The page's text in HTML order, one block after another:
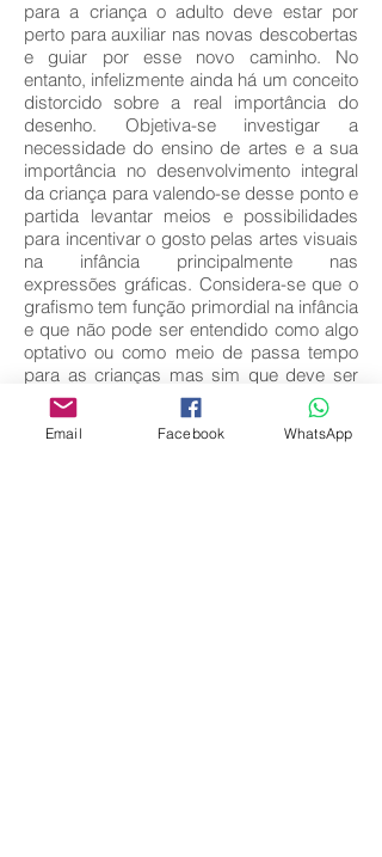
para a criança o adulto deve estar por
perto para auxiliar nas novas descobertas
e guiar por esse novo caminho. No
entanto, infelizmente ainda há um conceito
distorcido sobre a real importância do
desenho. Objetiva-se investigar a
necessidade do ensino de artes e a sua
importância no desenvolvimento integral
da criança para valendo-se desse ponto e
partida levantar meios e possibilidades
para incentivar o gosto pelas artes visuais
na infância principalmente nas
expressões gráficas. Considera-se que o
grafismo tem função primordial na infância
e que não pode ser entendido como algo
optativo ou como meio de passa tempo
para as crianças mas sim que deve ser
entendido como é e com todo seu valor e
sentido.
Email Facebook WhatsApp